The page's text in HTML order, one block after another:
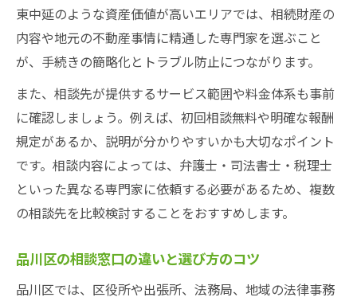
東中延のような資産価値が高いエリアでは、相続財産の
内容や地元の不動産事情に精通した専門家を選ぶこと
が、手続きの簡略化とトラブル防止につながります。
また、相談先が提供するサービス範囲や料金体系も事前
に確認しましょう。例えば、初回相談無料や明確な報酬
規定があるか、説明が分かりやすいかも大切なポイント
です。相談内容によっては、弁護士・司法書士・税理士
といった異なる専門家に依頼する必要があるため、複数
の相談先を比較検討することをおすすめします。
品川区の相談窓口の違いと選び方のコツ
品川区では、区役所や出張所、法務局、地域の法律事務